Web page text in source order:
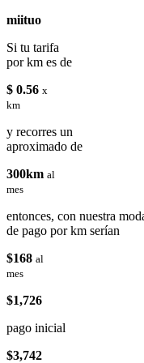
miituo
Si tu tarifa
por km es de
$ 0.56 x
km
y recorres un
aproximado de
300km al
mes
entonces, con nuestra
de pago por km serían
$168 al
mes
$1,726
pago inicial
$3,742